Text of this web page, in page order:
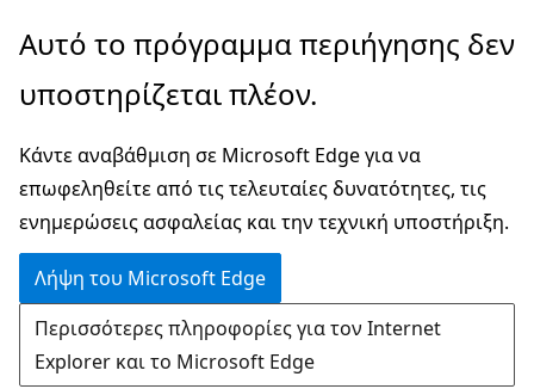
Παράλειψη
μετάβαση
κύριο
περιεχόμενο
Αυτό το πρόγραμμα περιήγησης δεν
υποστηρίζεται πλέον.
Κάντε αναβάθμιση σε Microsoft Edge για να
επωφεληθείτε από τις τελευταίες δυνατότητες, τις
ενημερώσεις ασφαλείας και την τεχνική υποστήριξη.
Λήψη του Microsoft Edge
Περισσότερες πληροφορίες για τον Internet
Explorer και το Microsoft Edge